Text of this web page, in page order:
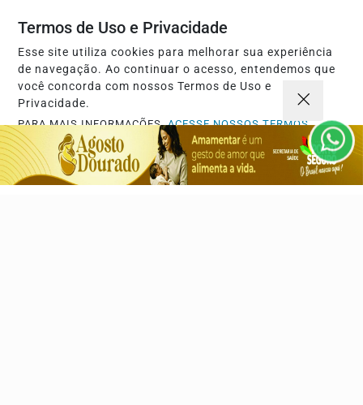
Navegue
Início
Opinião
Mundo
Sociedade
Ciência & Tecnologia
Educação
Política
Economia
Termos de Uso e Privacidade
Esse site utiliza cookies para melhorar sua experiência
de navegação. Ao continuar o acesso, entendemos que
você concorda com nossos Termos de Uso e
Privacidade.
PARA MAIS INFORMAÇÕES,ACESSE NOSSOS TERMOS
CLICANDO AQUI
PROSSEGUIR